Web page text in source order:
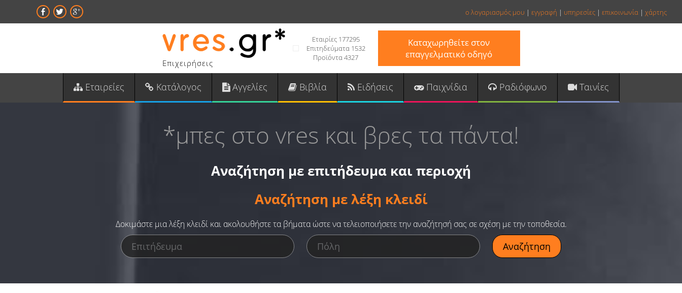
ο λογαριασμός μου | εγγραφή | υπηρεσίες | επικοινωνία | χάρτης
Επιχειρήσεις
Εταιρίες 177295
Επιτηδεύματα 1532
Προϊόντα 4327
Καταχωρηθείτε στον
επαγγελματικό οδηγό
Εταιρείες Κατάλογος Αγγελίες Βιβλία Ειδήσεις Παιχνίδια Ραδιόφωνο Ταινίες
*μπες στο vres και βρες τα πάντα!
Αναζήτηση με επιτήδευμα και περιοχή
Αναζήτηση με λέξη κλειδί
Δοκιμάστε μια λέξη κλειδί και ακολουθήστε τα βήματα ώστε να τελειοποιήσετε την αναζήτησή σας σε σχέση με την τοποθεσία.